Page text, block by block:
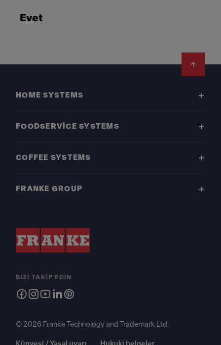
Evet
HOME SYSTEMS
FOODSERVICE SYSTEMS
COFFEE SYSTEMS
FRANKE GROUP
BIZI TAKIP EDIN
© 2026 Franke Technology and Trademark Ltd.